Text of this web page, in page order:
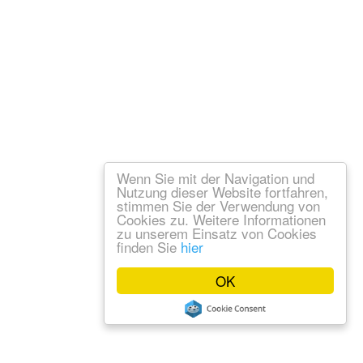
OK
Wenn Sie mit der Navigation und
Nutzung dieser Website fortfahren,
stimmen Sie der Verwendung von
Cookies zu. Weitere Informationen
zu unserem Einsatz von Cookies
finden Sie hier
Datenschutz